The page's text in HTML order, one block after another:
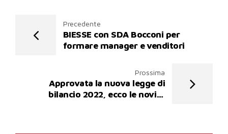
Precedente
BIESSE con SDA Bocconi per
formare manager e venditori
Prossima
Approvata la nuova legge di
bilancio 2022, ecco le novità